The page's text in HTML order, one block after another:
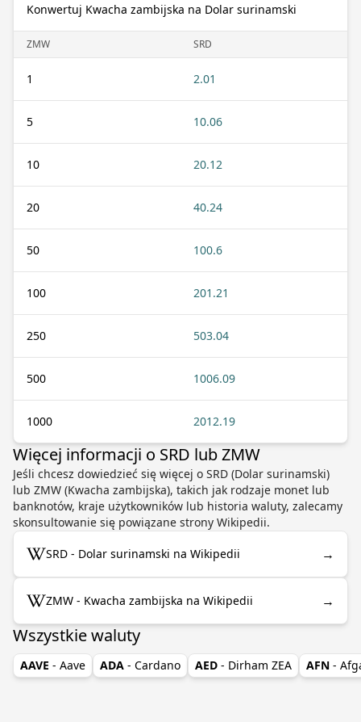
Konwertuj Kwacha zambijska na Dolar surinamski
ZMW SRD
1 2.01
5 10.06
10 20.12
20 40.24
50 100.6
100 201.21
250 503.04
500 1006.09
1000 2012.19
Więcej informacji o SRD lub ZMW
Jeśli chcesz dowiedzieć się więcej o SRD (Dolar surinamski)
lub ZMW (Kwacha zambijska), takich jak rodzaje monet lub
banknotów, kraje użytkowników lub historia waluty, zalecamy
skonsultowanie się powiązane strony Wikipedii.
SRD - Dolar surinamski na Wikipedii →
ZMW - Kwacha zambijska na Wikipedii →
Wszystkie waluty
AAVE - Aave ADA - Cardano AED - Dirham ZEA AFN -